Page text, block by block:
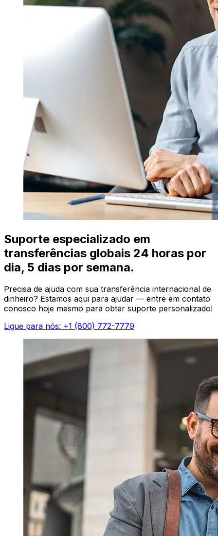
Suporte especializado em
transferências globais 24 horas por
dia, 5 dias por semana.
Precisa de ajuda com sua transferência internacional de
dinheiro? Estamos aqui para ajudar — entre em contato
conosco hoje mesmo para obter suporte personalizado!
Ligue para nós: +1 (800) 772-7779